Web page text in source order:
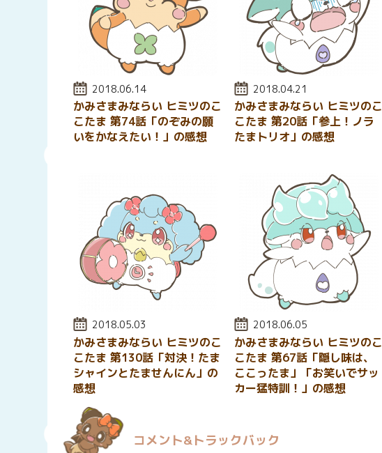
投稿日:
2018.06.14
かみさまみならい ヒミツのこ
こたま 第74話「のぞみの願
いをかなえたい！」の感想
投稿日:
2018.04.21
かみさまみならい ヒミツのこ
こたま 第20話「参上！ノラ
たまトリオ」の感想
投稿日:
2018.05.03
かみさまみならい ヒミツのこ
こたま 第130話「対決！たま
シャインとたませんにん」の
感想
投稿日:
2018.06.05
かみさまみならい ヒミツのこ
こたま 第67話「隠し味は、
ここったま」「お笑いでサッ
カー猛特訓！」の感想
コメント&トラックバック